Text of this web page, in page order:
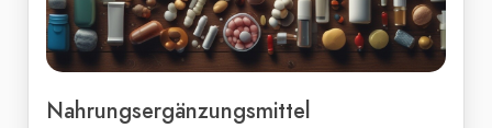
Nahrungsergänzungsmittel